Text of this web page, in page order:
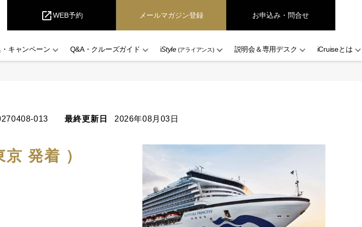
open_in_newWEB予約 メールマガジン登録 お申込み・問合せ
キャンペーン Q&A・クルーズガイド iStyle(アライアンス) 説明会＆専用デスク iCruiseとは
013 最終更新日 2026年08月03日
発着 ）